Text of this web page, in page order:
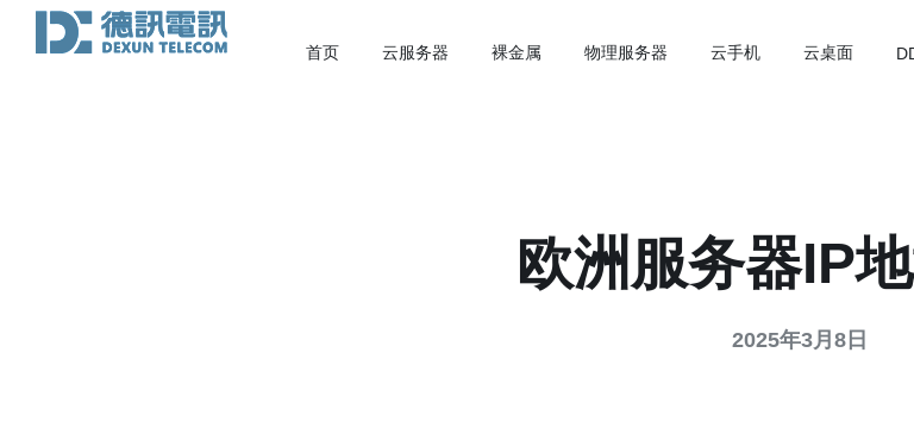
首页 云服务器 裸金属 物理服务器 云手机 云桌面
欧洲服务器IP
2025年3月8日